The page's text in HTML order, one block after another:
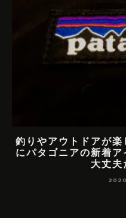
りやアウトドアが楽し
パタゴニアの新着アイ
大丈夫だ
2020年3